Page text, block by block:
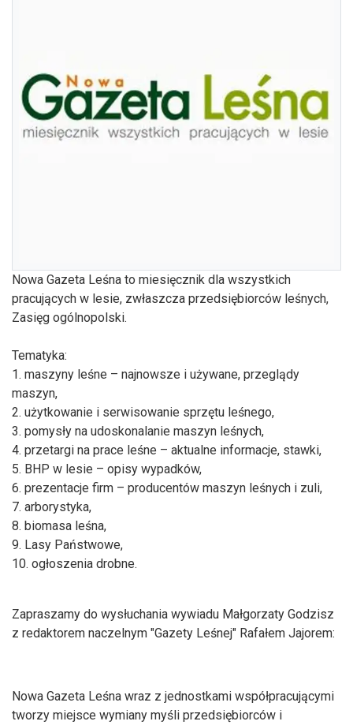
Nowa Gazeta Leśna to miesięcznik dla wszystkich
pracujących w lesie, zwłaszcza przedsiębiorców leśnych,
Zasięg ogólnopolski.
Tematyka:
1. maszyny leśne – najnowsze i używane, przeglądy
maszyn,
2. użytkowanie i serwisowanie sprzętu leśnego,
3. pomysły na udoskonalanie maszyn leśnych,
4. przetargi na prace leśne – aktualne informacje, stawki,
5. BHP w lesie – opisy wypadków,
6. prezentacje firm – producentów maszyn leśnych i zuli,
7. arborystyka,
8. biomasa leśna,
9. Lasy Państwowe,
10. ogłoszenia drobne.
Zapraszamy do wysłuchania wywiadu Małgorzaty Godzisz
z redaktorem naczelnym "Gazety Leśnej" Rafałem Jajorem:
Nowa Gazeta Leśna wraz z jednostkami współpracującymi
tworzy miejsce wymiany myśli przedsiębiorców i